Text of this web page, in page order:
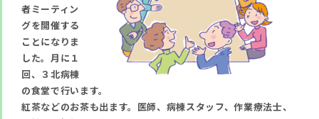
者ミーティン
グを開催する
ことになりま
した。月に１
回、３北病棟
の食堂で行います。
紅茶などのお茶も出ます。医師、病棟スタッフ、作業療法士、